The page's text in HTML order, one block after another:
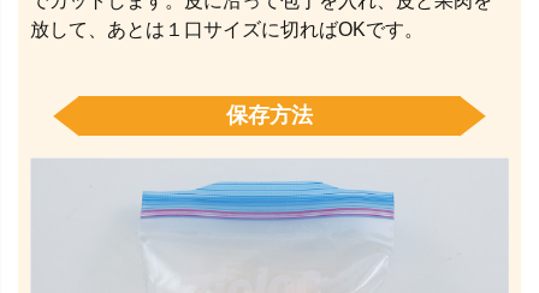
放して、あとは１口サイズに切ればOKです。
保存方法